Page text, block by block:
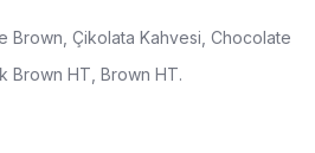
Brown, Çikolata Kahvesi, Chocolate
Brown HT, Brown HT.